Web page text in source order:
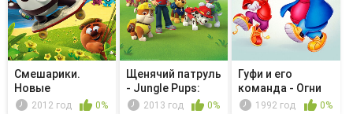
Смешарики.
Новые
приключения -
2012 год 0%
Щенячий патруль
- Jungle Pups:
Pups S...
2013 год 0%
Гуфи и его
команда - Огни
большого го...
1992 год 0%